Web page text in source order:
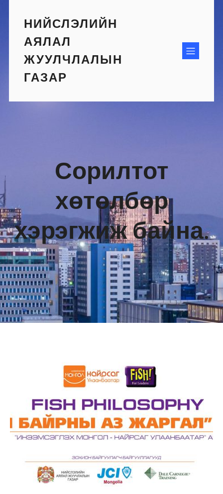
contentНИЙСЛЭЛИЙН
АЯЛАЛ
ЖУУЛЧЛАЛЫН
ГАЗАР
Сорилтот
хөтөлбөр
хэрэгжиж байна.